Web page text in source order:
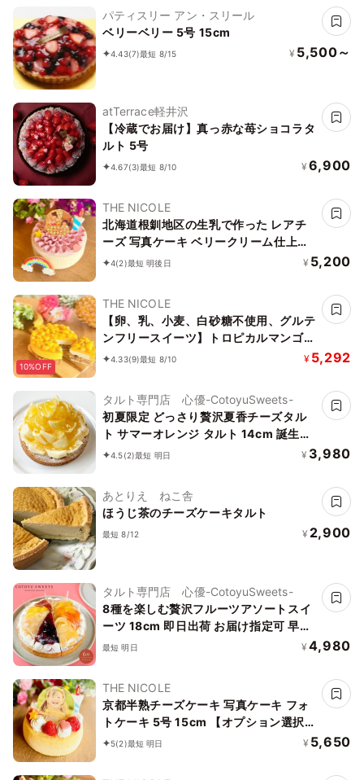
パティスリー アン・スリール
ベリーベリー 5号 15cm
4.43(7)最短 8/15 ¥ 5,500～
atTerrace軽井沢
【冷蔵でお届け】真っ赤な苺ショコラタ
ルト 5号
4.67(3)最短 8/10 ¥ 6,900
THE NICOLE
北海道根釧地区の生乳で作った レアチ
ーズ 写真ケーキ ベリークリーム仕上げ
5号 15cm 【アイシング飾りなどオプシ
4(2)最短 明後日 ¥ 5,200
10%OFF
THE NICOLE
【卵、乳、小麦、白砂糖不使用、グルテ
ンフリースイーツ】トロピカルマンゴー
バナーヌ 5号 15cm ～京豆腐仕立て～
4.33(9)最短 8/10 ¥ 5,292
タルト専門店 心優-CotoyuSweets-
初夏限定 どっさり贅沢夏香チーズタル
ト サマーオレンジ タルト 14cm 誕生日
ケーキ 即日出荷 お届け指定可 お取り寄
4.5(2)最短 明日 ¥ 3,980
あとりえ ねこ舎
ほうじ茶のチーズケーキタルト
最短 8/12 ¥ 2,900
タルト専門店 心優-CotoyuSweets-
8種を楽しむ贅沢フルーツアソートスイ
ーツ 18cm 即日出荷 お届け指定可 早割
お取り寄せ 誕生日ケーキ お中元2026
最短 明日 ¥ 4,980
THE NICOLE
京都半熟チーズケーキ 写真ケーキ フォ
トケーキ 5号 15cm 【オプション選択で
オリジナルデザインに！】【お好きなイ
5(2)最短 明日 ¥ 5,650